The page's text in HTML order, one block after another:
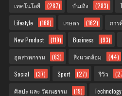
เทคโนโลยี (287) บันเทิง (283)
Lifestyle (168) เกษตร (162) การ
New Product (119) Business (93)
อุตสาหกรรม (63) สิ่งแวดล้อม (44)
Social (37) Sport (27) รีวิว
ศิลปะ และ วัฒนธรรม (19) Technology